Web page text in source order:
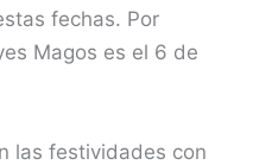
fechas. Por
Magos es el 6 de
las festividades con